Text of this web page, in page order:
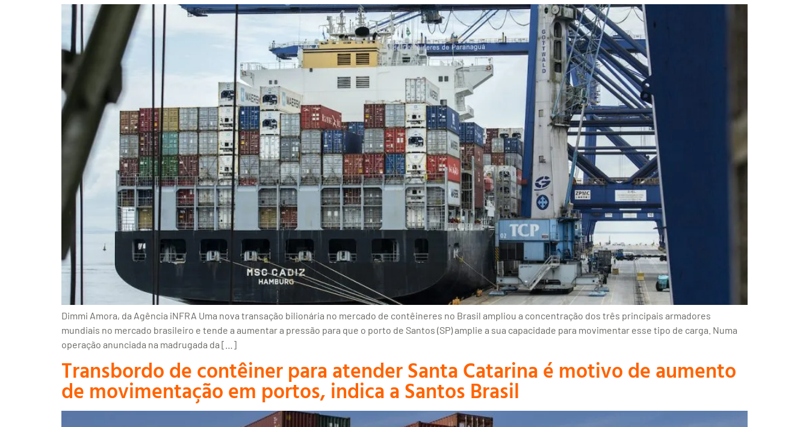
Dimmi Amora, da Agência iNFRA Uma nova transação bilionária no mercado de contêineres no Brasil ampliou a concentração dos três principais armadores
mundiais no mercado brasileiro e tende a aumentar a pressão para que o porto de Santos (SP) amplie a sua capacidade para movimentar esse tipo de carga. Numa
operação anunciada na madrugada da […]
Transbordo de contêiner para atender Santa Catarina é motivo de aumento
de movimentação em portos, indica a Santos Brasil